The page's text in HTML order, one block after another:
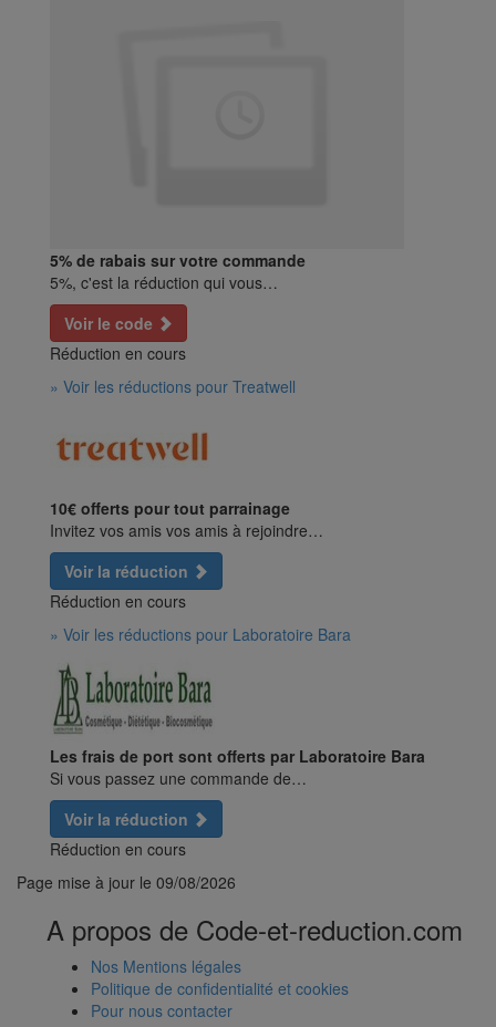
5% de rabais sur votre commande
5%, c'est la réduction qui vous…
Voir le code
Réduction en cours
» Voir les réductions pour Treatwell
10€ offerts pour tout parrainage
Invitez vos amis vos amis à rejoindre…
Voir la réduction
Réduction en cours
» Voir les réductions pour Laboratoire Bara
Les frais de port sont offerts par Laboratoire Bara
Si vous passez une commande de…
Voir la réduction
Réduction en cours
Page mise à jour le 09/08/2026
A propos de Code-et-reduction.com
Nos Mentions légales
Politique de confidentialité et cookies
Pour nous contacter